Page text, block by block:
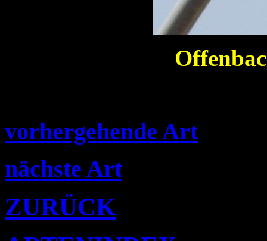
vorhergehende Art
nächste Art
ZURÜCK